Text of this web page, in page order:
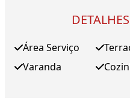
Área Serviço
Varanda